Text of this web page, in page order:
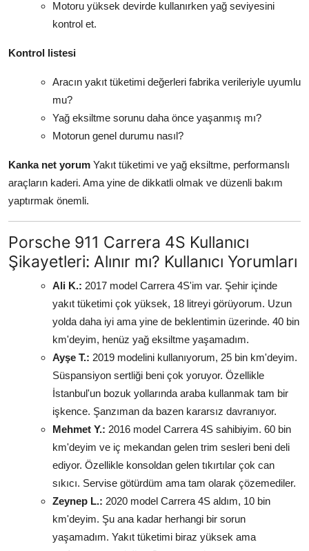
Motoru yüksek devirde kullanırken yağ seviyesini
kontrol et.
Kontrol listesi
Aracın yakıt tüketimi değerleri fabrika verileriyle uyumlu
mu?
Yağ eksiltme sorunu daha önce yaşanmış mı?
Motorun genel durumu nasıl?
Kanka net yorum Yakıt tüketimi ve yağ eksiltme, performanslı
araçların kaderi. Ama yine de dikkatli olmak ve düzenli bakım
yaptırmak önemli.
Porsche 911 Carrera 4S Kullanıcı
Şikayetleri: Alınır mı? Kullanıcı Yorumları
Ali K.: 2017 model Carrera 4S'im var. Şehir içinde
yakıt tüketimi çok yüksek, 18 litreyi görüyorum. Uzun
yolda daha iyi ama yine de beklentimin üzerinde. 40 bin
km'deyim, henüz yağ eksiltme yaşamadım.
Ayşe T.: 2019 modelini kullanıyorum, 25 bin km'deyim.
Süspansiyon sertliği beni çok yoruyor. Özellikle
İstanbul'un bozuk yollarında araba kullanmak tam bir
işkence. Şanzıman da bazen kararsız davranıyor.
Mehmet Y.: 2016 model Carrera 4S sahibiyim. 60 bin
km'deyim ve iç mekandan gelen trim sesleri beni deli
ediyor. Özellikle konsoldan gelen tıkırtılar çok can
sıkıcı. Servise götürdüm ama tam olarak çözemediler.
Zeynep L.: 2020 model Carrera 4S aldım, 10 bin
km'deyim. Şu ana kadar herhangi bir sorun
yaşamadım. Yakıt tüketimi biraz yüksek ama